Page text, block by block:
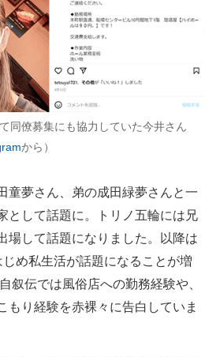
同僚募集にも協力していた今井さん
から）
夢さん、弟の成田緑夢さんと一
として話題に。トリノ五輪には兄
場して話題になりました。以降は
め私生活が話題になることが増
叙伝では風俗店への勤務経験や、
もり経験を赤裸々に告白していま